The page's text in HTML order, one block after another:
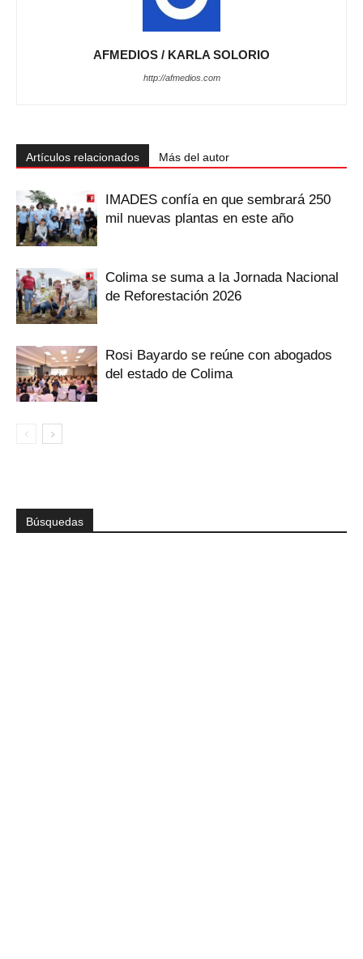
AFMEDIOS / KARLA SOLORIO
http://afmedios.com
Artículos relacionados Más del autor
IMADES confía en que sembrará 250
mil nuevas plantas en este año
Colima se suma a la Jornada Nacional
de Reforestación 2026
Rosi Bayardo se reúne con abogados
del estado de Colima
Búsquedas